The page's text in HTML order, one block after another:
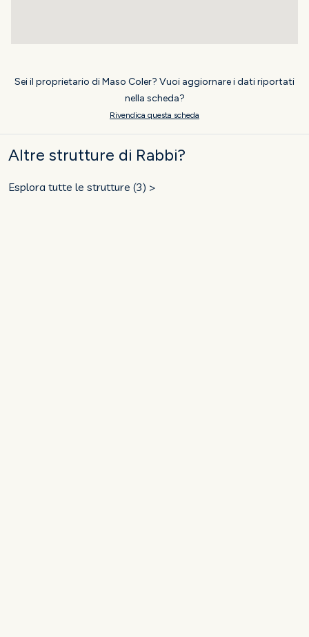
Sei il proprietario di Maso Coler? Vuoi aggiornare i dati riportati
nella scheda?
Rivendica questa scheda
Altre strutture di Rabbi?
Esplora tutte le strutture (3) >